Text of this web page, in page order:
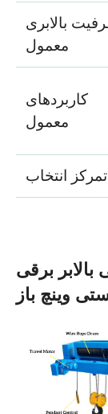
بالابری
معمول
کاربردهای
معمول
تمرکز انتخاب
برقی
وینچ باز